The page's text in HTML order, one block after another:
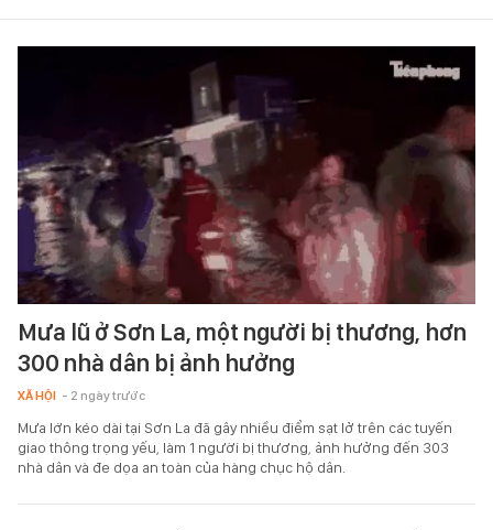
Mưa lũ ở Sơn La, một người bị thương, hơn
300 nhà dân bị ảnh hưởng
XÃ HỘI - 2 ngày trước
Mưa lớn kéo dài tại Sơn La đã gây nhiều điểm sạt lở trên các tuyến
giao thông trọng yếu, làm 1 người bị thương, ảnh hưởng đến 303
nhà dân và đe dọa an toàn của hàng chục hộ dân.